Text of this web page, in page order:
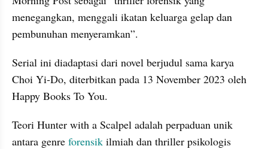
menegangkan, menggali ikatan keluarga gelap dan
pembunuhan menyeramkan”.
Serial ini diadaptasi dari novel berjudul sama karya
Choi Yi‑Do, diterbitkan pada 13 November 2023 oleh
Happy Books To You.
Teori Hunter with a Scalpel adalah perpaduan unik
antara genre forensik ilmiah dan thriller psikologis